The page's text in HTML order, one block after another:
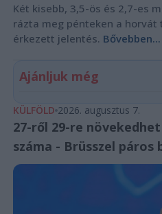
Két kisebb, 3,5-ös és 2,7-es
rázta meg pénteken a
érkezett jelentés. Bővebben...
Ajánljuk még
KÜLFÖLD 2026. augusztus 7.
27-ről 29-re
száma - Brüsszel